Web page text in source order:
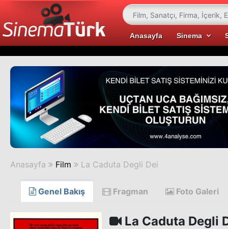
Anasayfa Sinema
Anasayfa Film La Caduta Degli Dei
Genel Bakış Fragman Foto Galeri
La Caduta Degli